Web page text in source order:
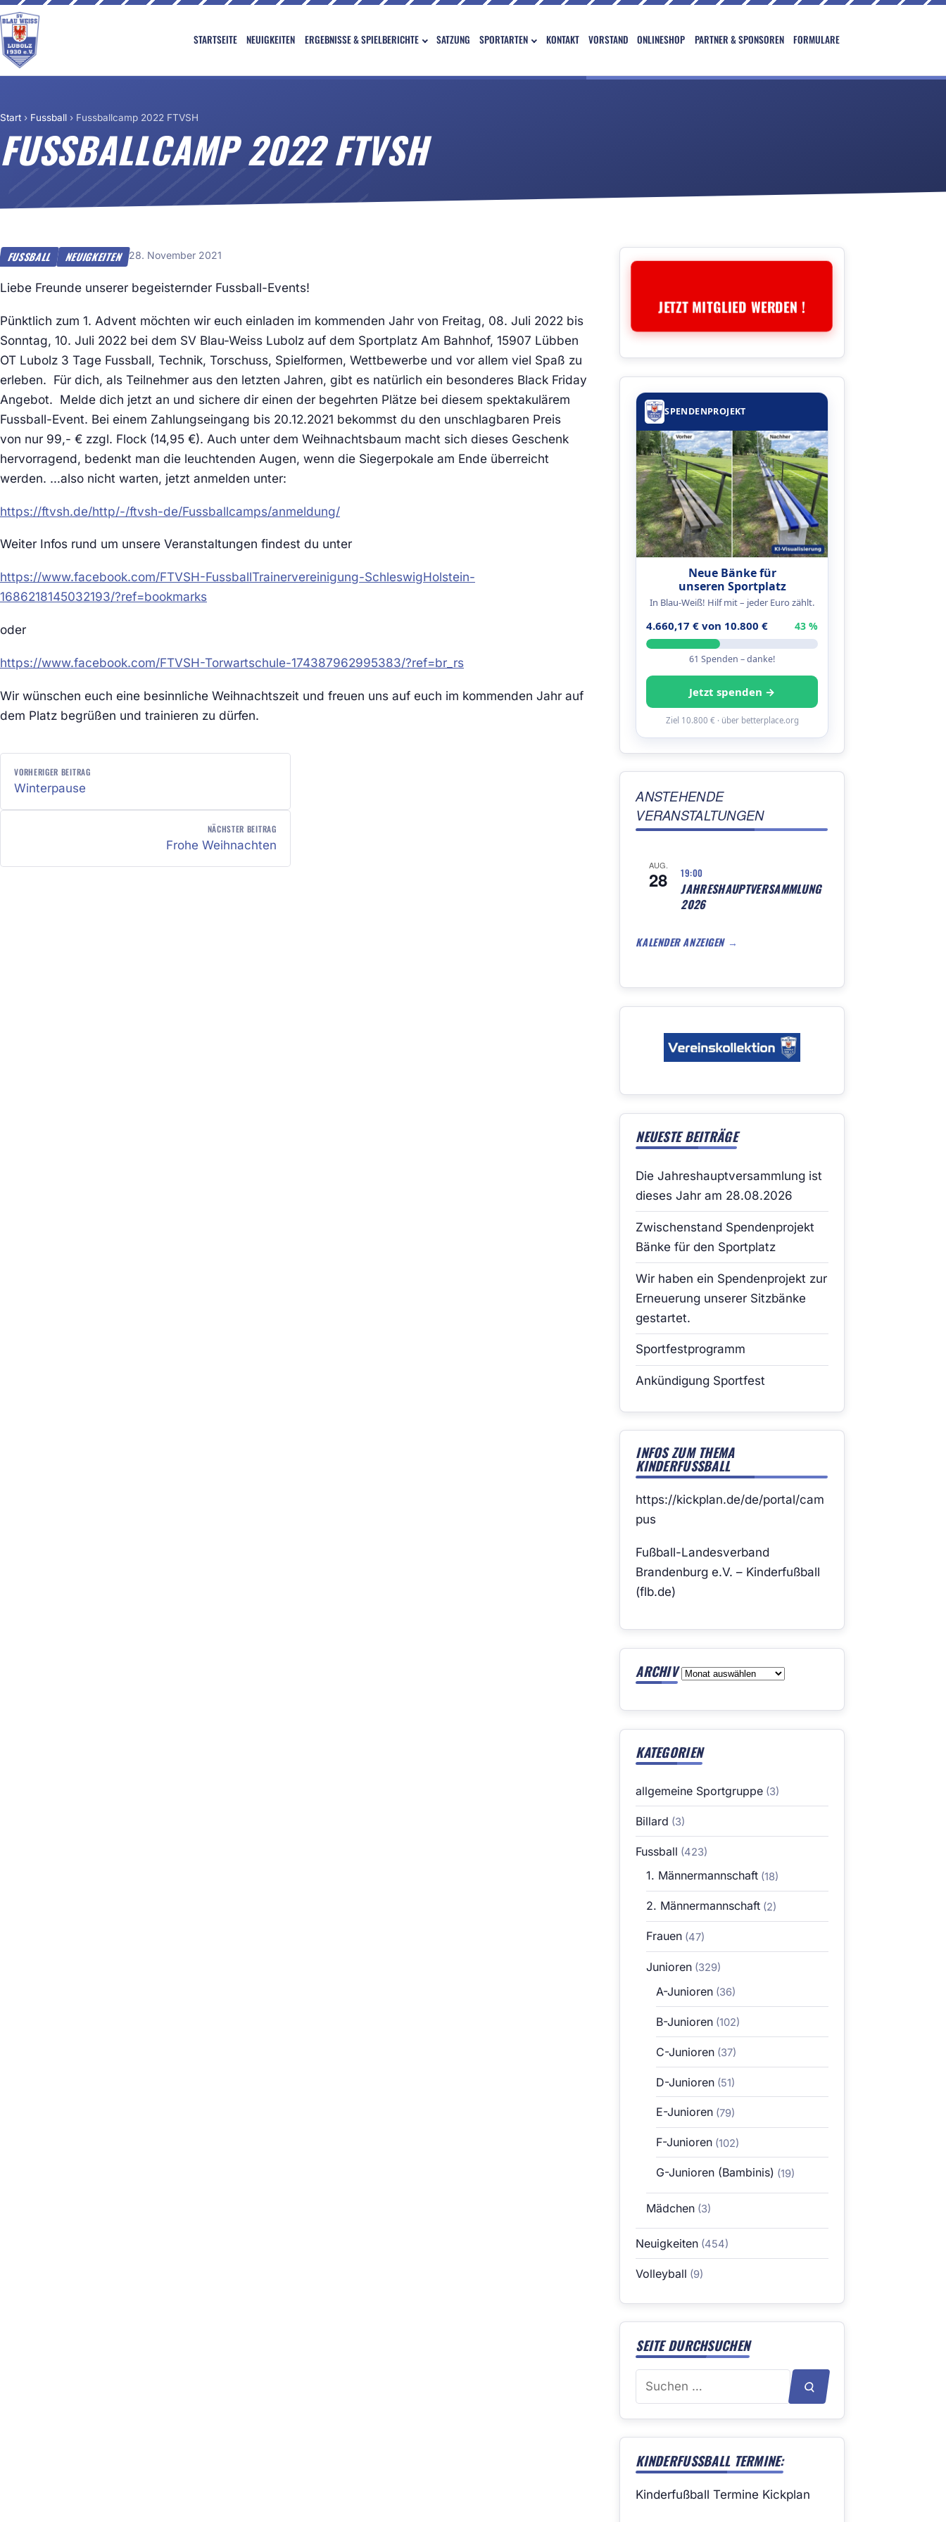
STARTSEITE NEUIGKEITEN ERGEBNISSE & SPIELBERICHTE SATZUNG SPORTARTEN KONTAKT VORSTAND ONLINESHOP PARTNER & SPONSOREN FORMULARE
Start › Fussball › Fussballcamp 2022 FTVSH
FUSSBALLCAMP 2022 FTVSH
FUSSBALL NEUIGKEITEN 28. November 2021
Liebe Freunde unserer begeisternder Fussball-Events!
Pünktlich zum 1. Advent möchten wir euch einladen im kommenden Jahr von Freitag, 08. Juli 2022 bis
Sonntag, 10. Juli 2022 bei dem SV Blau-Weiss Lubolz auf dem Sportplatz Am Bahnhof, 15907 Lübben
OT Lubolz 3 Tage Fussball, Technik, Torschuss, Spielformen, Wettbewerbe und vor allem viel Spaß zu
erleben. Für dich, als Teilnehmer aus den letzten Jahren, gibt es natürlich ein besonderes Black Friday
Angebot. Melde dich jetzt an und sichere dir einen der begehrten Plätze bei diesem spektakulärem
Fussball-Event. Bei einem Zahlungseingang bis 20.12.2021 bekommst du den unschlagbaren Preis
von nur 99,- € zzgl. Flock (14,95 €). Auch unter dem Weihnachtsbaum macht sich dieses Geschenk
hervorragend, bedenkt man die leuchtenden Augen, wenn die Siegerpokale am Ende überreicht
werden. …also nicht warten, jetzt anmelden unter:
https://ftvsh.de/http/-/ftvsh-de/Fussballcamps/anmeldung/
Weiter Infos rund um unsere Veranstaltungen findest du unter
https://www.facebook.com/FTVSH-FussballTrainervereinigung-SchleswigHolstein-
1686218145032193/?ref=bookmarks
oder
https://www.facebook.com/FTVSH-Torwartschule-174387962995383/?ref=br_rs
Wir wünschen euch eine besinnliche Weihnachtszeit und freuen uns auf euch im kommenden Jahr auf
dem Platz begrüßen und trainieren zu dürfen.
BEITRAGSNAVIGATION
VORHERIGER BEITRAG
Winterpause
NÄCHSTER BEITRAG
Frohe Weihnachten
JETZT MITGLIED WERDEN !
SPENDENPROJEKT
Neue Bänke für
unseren Sportplatz
In Blau-Weiß! Hilf mit – jeder Euro zählt.
4.660,17 € von 10.800 € 43 %
61 Spenden – danke!
Jetzt spenden →
Ziel 10.800 € · über betterplace.org
ANSTEHENDE
VERANSTALTUNGEN
AUG.
28 19:00
JAHRESHAUPTVERSAMMLUNG
2026
KALENDER ANZEIGEN
NEUESTE BEITRÄGE
Die Jahreshauptversammlung ist
dieses Jahr am 28.08.2026
Zwischenstand Spendenprojekt
Bänke für den Sportplatz
Wir haben ein Spendenprojekt zur
Erneuerung unserer Sitzbänke
gestartet.
Sportfestprogramm
Ankündigung Sportfest
INFOS ZUM THEMA
KINDERFUSSBALL
https://kickplan.de/de/portal/cam
pus
Fußball-Landesverband
Brandenburg e.V. – Kinderfußball
(flb.de)
ARCHIV Archiv
KATEGORIEN
allgemeine Sportgruppe (3)
Billard (3)
Fussball (423)
1. Männermannschaft(18)
2. Männermannschaft(2)
Frauen(47)
Junioren(329)
A-Junioren (36)
B-Junioren (102)
C-Junioren (37)
D-Junioren (51)
E-Junioren (79)
F-Junioren (102)
G-Junioren (Bambinis) (19)
Mädchen(3)
Neuigkeiten (454)
Volleyball (9)
SEITE DURCHSUCHEN
Suchen
SUCHEN
KINDERFUSSBALL TERMINE:
Kinderfußball Termine Kickplan